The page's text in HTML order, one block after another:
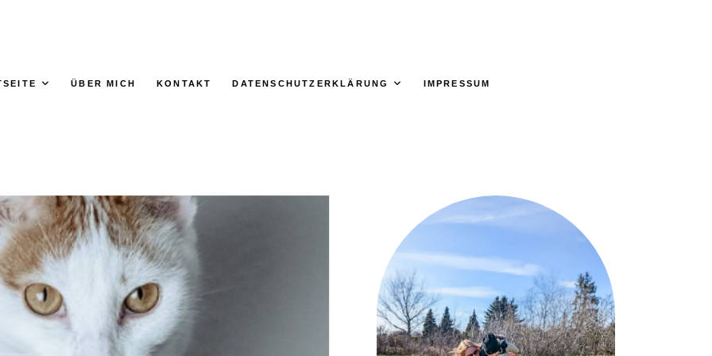
ÜBER MICH KONTAKT DATENSCHUTZERKLÄRUNG IMPRESSUM